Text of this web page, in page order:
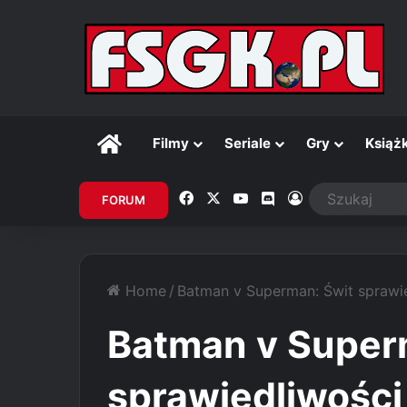
GłównaFilmy Seriale Gry
FORUM Facebook YouTubeDiscordZaloguj
Home / Batman v Superman: Świt
Batman v
sprawiedliwości